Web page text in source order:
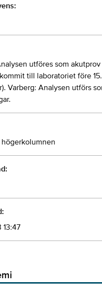
utföres som
till laboratoriet före
Varberg: Analysen utförs